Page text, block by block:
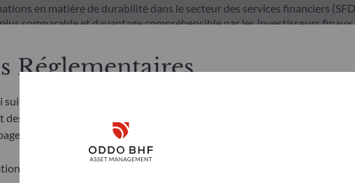
Disclaimer
en matière de durabilité dans le secteur des services financiers
comparable et davantage compréhensible par les investisseurs
d'investissement sur les facteurs de durabilité dans le processus
critères ESG (Environnement et/ou Social et/ou Gouvernance) dans
strict qui contribue de manière significative aux défis de la
données ESG de la société de gestion
Réglementaires
suivent, merci de bien vouloir prendre connaissance des informations
aux résidents Luxembourgeois. Il appartient à l’investisseur de
et à utiliser et consulter les informations et services présentés sur le
qu’il présente a été réalisé dans un but d’information uniquement et